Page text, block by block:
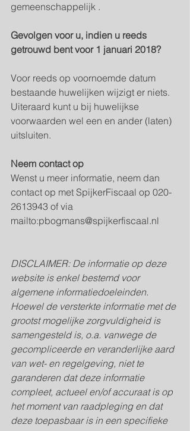
gemeenschappelijk .
Gevolgen voor u, indien u reeds
getrouwd bent voor 1 januari 2018?
Voor reeds op voornoemde datum
bestaande huwelijken wijzigt er niets.
Uiteraard kunt u bij huwelijkse
voorwaarden wel een en ander (laten)
uitsluiten.
Neem contact op
Wenst u meer informatie, neem dan
contact op met SpijkerFiscaal op 020-
2613943 of via
mailto:pbogmans@spijkerfiscaal.nl
DISCLAIMER: De informatie op deze
website is enkel bestemd voor
algemene informatiedoeleinden.
Hoewel de versterkte informatie met de
grootst mogelijke zorgvuldigheid is
samengesteld is, o.a. vanwege de
gecompliceerde en veranderlijke aard
van wet- en regelgeving, niet te
garanderen dat deze informatie
compleet, actueel en/of accuraat is op
het moment van raadpleging en dat
deze toepasbaar is in een specifieke